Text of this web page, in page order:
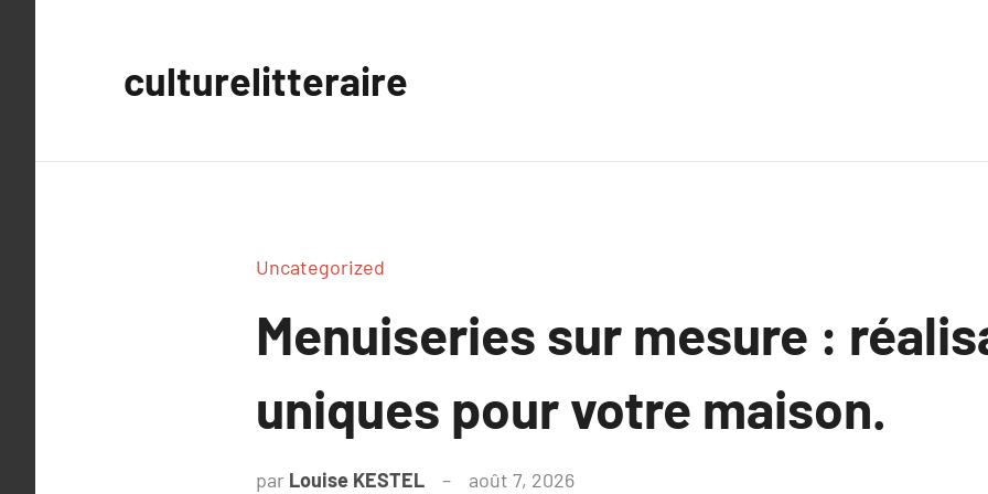
culturelitteraire
Uncategorized
Menuiseries sur mesure :
uniques pour votre maison.
par Louise KESTEL août 7, 2026